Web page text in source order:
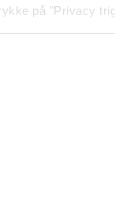
på "Privacy
tredjeparter til at
samt til brug
Smukfest: